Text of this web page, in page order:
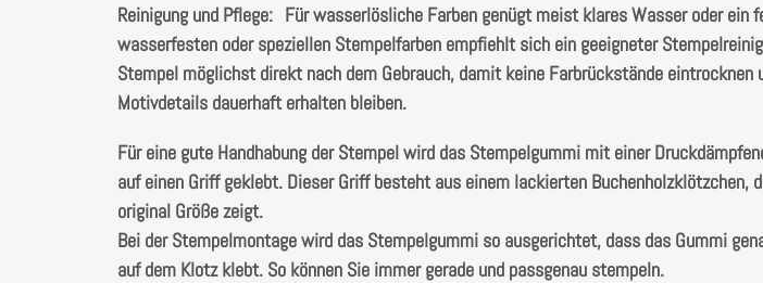
Reinigung und Pflege: Für wasserlösliche Farben genügt meist klares Wasser oder ein
wasserfesten oder speziellen Stempelfarben empfiehlt sich ein geeigneter
Stempel möglichst direkt nach dem Gebrauch, damit keine Farbrückstände eintrocknen
Motivdetails dauerhaft erhalten bleiben.
Für eine gute Handhabung der Stempel wird das Stempelgummi mit einer
auf einen Griff geklebt. Dieser Griff besteht aus einem lackierten Buchenholzklötzchen,
original Größe zeigt.
Bei der Stempelmontage wird das Stempelgummi so ausgerichtet, dass das Gummi
auf dem Klotz klebt. So können Sie immer gerade und passgenau stempeln.